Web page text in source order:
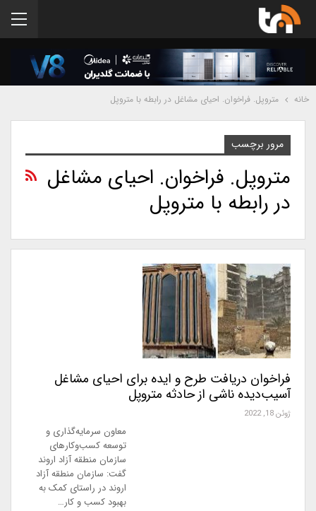
خانه متروپل. فراخوان. احیای مشاغل در رابطه با متروپل
مرور برچسب
متروپل. فراخوان. احیای مشاغل
در رابطه با متروپل
فراخوان دریافت طرح و ایده‌ برای احیای مشاغل
آسیب‌دیده ناشی از حادثه متروپل
ژوئن 18, 2022
معاون سرمایه‌گذاری و
توسعه کسب‌وکارهای
سازمان منطقه آزاد اروند
گفت: سازمان منطقه آزاد
اروند در راستای کمک به
بهبود کسب و کار…